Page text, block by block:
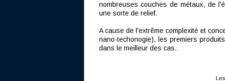
nombreuses couches de métaux, de
une sorte de relief.
A cause de l'extrême complexité et
nano-techonogie), les premiers
dans le meilleur des cas.